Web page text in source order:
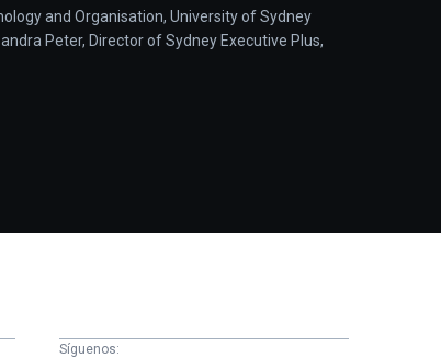
and Organisation, University of Sydney
Peter, Director of Sydney Executive Plus,
Síguenos: